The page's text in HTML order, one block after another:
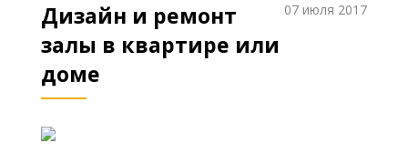
Дизайн и ремонт
залы в квартире или
доме
07 июля 2017